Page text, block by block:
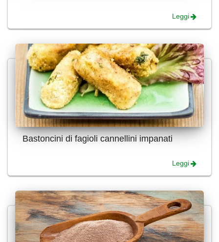
Leggi
Bastoncini di fagioli cannellini impanati
Leggi